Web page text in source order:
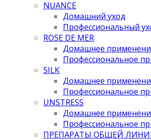
NUANCE
Домашний уход
Профессиональный
ROSE DE MER
Домашнее
Профессиональное
SILK
Домашнее
Профессиональное
UNSTRESS
Домашнее
Профессиональное
ПРЕПАРАТЫ ОБЩЕЙ